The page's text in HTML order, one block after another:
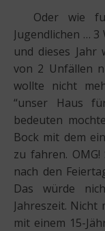
Oder wie funktioniert eine Familienreise mit
Jugendlichen …
und dieses Jahr
von 2 Unfällen
wollte nicht
“unser Haus
bedeuten
Bock mit dem
zu fahren.
nach den
Das würde
Jahreszeit.
mit einem 15-